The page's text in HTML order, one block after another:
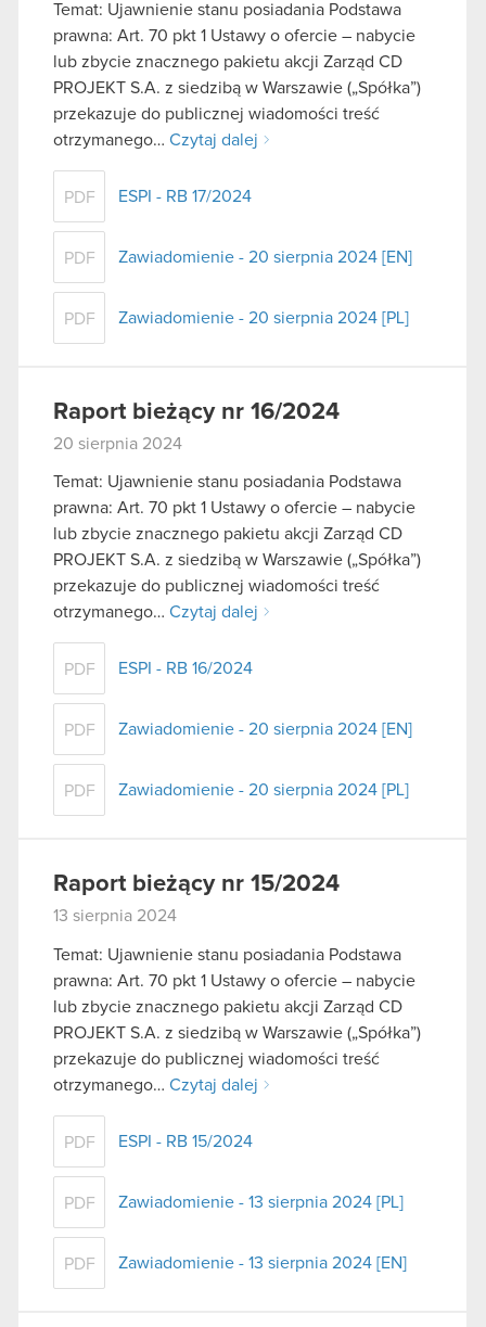
Temat: Ujawnienie stanu posiadania Podstawa
prawna: Art. 70 pkt 1 Ustawy o ofercie – nabycie
lub zbycie znacznego pakietu akcji Zarząd CD
PROJEKT S.A. z siedzibą w Warszawie („Spółka”)
przekazuje do publicznej wiadomości treść
otrzymanego… Czytaj dalej
PDF ESPI - RB 17/2024
PDF Zawiadomienie - 20 sierpnia 2024 [EN]
PDF Zawiadomienie - 20 sierpnia 2024 [PL]
Raport bieżący nr 16/2024
20 sierpnia 2024
Temat: Ujawnienie stanu posiadania Podstawa
prawna: Art. 70 pkt 1 Ustawy o ofercie – nabycie
lub zbycie znacznego pakietu akcji Zarząd CD
PROJEKT S.A. z siedzibą w Warszawie („Spółka”)
przekazuje do publicznej wiadomości treść
otrzymanego… Czytaj dalej
PDF ESPI - RB 16/2024
PDF Zawiadomienie - 20 sierpnia 2024 [EN]
PDF Zawiadomienie - 20 sierpnia 2024 [PL]
Raport bieżący nr 15/2024
13 sierpnia 2024
Temat: Ujawnienie stanu posiadania Podstawa
prawna: Art. 70 pkt 1 Ustawy o ofercie – nabycie
lub zbycie znacznego pakietu akcji Zarząd CD
PROJEKT S.A. z siedzibą w Warszawie („Spółka”)
przekazuje do publicznej wiadomości treść
otrzymanego… Czytaj dalej
PDF ESPI - RB 15/2024
PDF Zawiadomienie - 13 sierpnia 2024 [PL]
PDF Zawiadomienie - 13 sierpnia 2024 [EN]